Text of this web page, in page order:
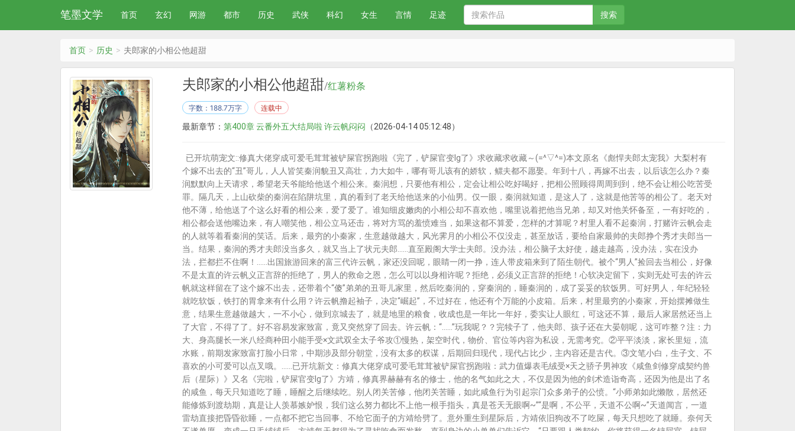
笔墨文学 首页 玄幻 网游 都市 历史 武侠 科幻 女生 言情 足迹 搜索
首页 历史 夫郎家的小相公他超甜
夫郎家的小相公他超甜/红薯粉条
字数：188.7万字 连载中
最新章节： 第400章 云番外五大结局啦 许云帆闷闷 （2026-04-14 05:12:48）
已开坑萌宠文::修真大佬穿成可爱毛茸茸被铲屎官拐跑啦《完了，铲屎官变lg了》求收藏求收藏～(=^▽^=)本文原名《彪悍夫郎太宠我》大梨村有
个嫁不出去的“丑”哥儿，人人皆笑秦润貌丑又高壮，力大如牛，哪有哥儿该有的娇软，鳏夫都不愿娶。年到十八，再嫁不出去，以后该怎么办？秦
润默默向上天请求，希望老天爷能给他送个相公来。秦润想，只要他有相公，定会让相公吃好喝好，把相公照顾得周周到到，绝不会让相公吃苦受
罪。隔几天，上山砍柴的秦润在陷阱坑里，真的看到了老天给他送来的小仙男。仅一眼，秦润就知道，是这人了，这就是他苦等的相公了。老天对
他不薄，给他送了个这么好看的相公来，爱了爱了。谁知细皮嫩肉的小相公却不喜欢他，嘴里说着把他当兄弟，却又对他关怀备至，一有好吃的，
相公都会送他嘴边来，有人嘲笑他，相公立马还击，将对方骂的羞愤难当，如果这都不算爱，怎样的才算呢？村里人看不起秦润，打赌许云帆会走
的人就等着看秦润的笑话。后来，最穷的小秦家，生意越做越大，风光霁月的小相公不仅没走，甚至放话，要给自家最帅的夫郎挣个秀才夫郎当一
当。结果，秦润的秀才夫郎没当多久，就又当上了状元夫郎……直至殿阁大学士夫郎。没办法，相公脑子太好使，越走越高，没办法，实在没办
法，拦都拦不住啊！……出国旅游回来的富三代许云帆，家还没回呢，眼睛一闭一挣，连人带皮箱来到了陌生朝代。被个“男人”捡回去当相公，好像
不是太直的许云帆义正言辞的拒绝了，男人的救命之恩，怎么可以以身相许呢？拒绝，必须义正言辞的拒绝！心软决定留下，实则无处可去的许云
帆就这样留在了这个嫁不出去，还带着个“傻”弟弟的丑哥儿家里，然后吃秦润的，穿秦润的，睡秦润的，成了妥妥的软饭男。可好男人，年纪轻轻
就吃软饭，铁打的胃拿来有什么用？许云帆撸起袖子，决定“崛起”，不过好在，他还有个万能的小皮箱。后来，村里最穷的小秦家，开始摆摊做生
意，结果生意越做越大，一不小心，做到京城去了，就是地里的粮食，收成也是一年比一年好，委实让人眼红，可这还不算，最后人家居然还当上
了大官，不得了了。好不容易发家致富，竟又突然穿了回去。许云帆：“……”玩我呢？？完犊子了，他夫郎、孩子还在大晏朝呢，这可咋整？注：力
大、身高腿长一米八经商种田小能手受×文武双全太子爷攻①慢热，架空时代，物价、官位等内容为私设，无需考究。②平平淡淡，家长里短，流
水账，前期发家致富打脸小日常，中期涉及部分朝堂，没有太多的权谋，后期回归现代，现代占比少，主内容还是古代。③文笔小白，生子文、不
喜欢的小可爱可以点叉哦。……已开坑新文：修真大佬穿成可爱毛茸茸被铲屎官拐跑啦：武力值爆表毛绒受×天之骄子男神攻《咸鱼剑修穿成契约兽
后（星际）》又名《完啦，铲屎官变lg了》方靖，修真界赫赫有名的修士，他的名气如此之大，不仅是因为他的剑术造诣奇高，还因为他是出了名
的咸鱼，每天只知道吃了睡，睡醒之后继续吃。别人闭关苦修，他闭关苦睡，如此咸鱼行为引起宗门众多弟子的公愤。“小师弟如此懒散，居然还
能修炼到渡劫期，真是让人羡慕嫉妒恨，我们这么努力都比不上他一根手指头，真是苍天无眼啊~”“是啊，不公平，天道不公啊~”天道闻言，一道
雷劫直接把昏昏欲睡，一点都不把它当回事、不给它面子的方靖给劈了。意外重生到星际后，方靖依旧狗改不了吃屎，每天只想吃了就睡。奈何天